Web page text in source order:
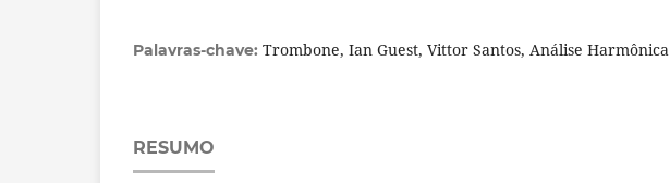
Palavras-chave: Trombone, Ian Guest, Vittor Santos, Análise Harmônica
RESUMO